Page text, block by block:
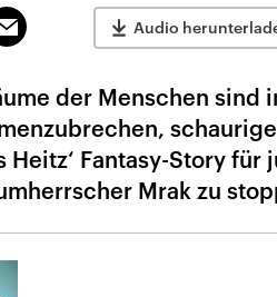
teilen
Audio
der Menschen sind
Heitz‘ Fantasy-Story
Mrak zu